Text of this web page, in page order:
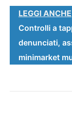
LEGGI ANCHE
Controlli a
denunciati,
minimarket